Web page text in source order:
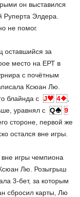
он выставился
Руперта Элдера.
не помог.
оставшийся за
место на ЕРТ в
с почётным
Ксюан Лю.
блайнда с J 4
уравнял с Q
9
стороне, первой же
остался вне игры.
вне игры чемпиона
Ксюан Лю. Розыгрыш
3-бет, за которым
сбросил карты, Лю